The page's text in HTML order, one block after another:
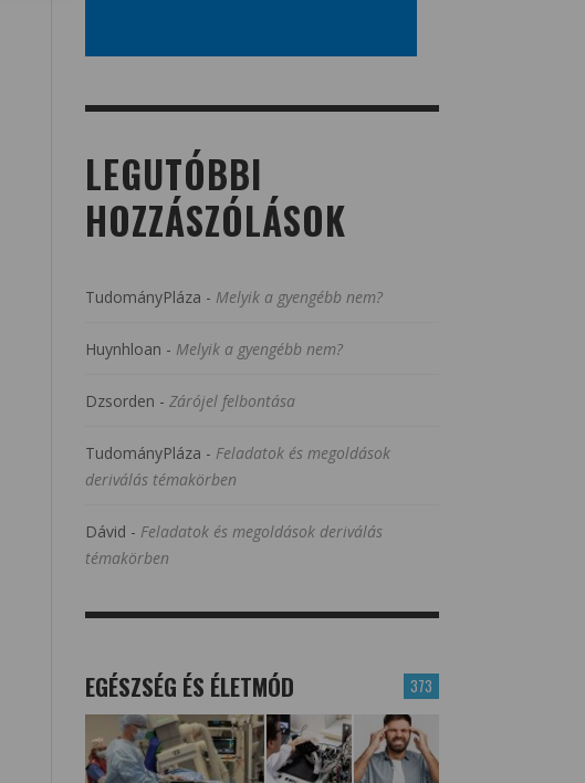
LEGUTÓBBI
HOZZÁSZÓLÁSOK
TudományPláza - Melyik a gyengébb nem?
Huynhloan - Melyik a gyengébb nem?
Dzsorden - Zárójel felbontása
TudományPláza - Feladatok és megoldások
deriválás témakörben
Dávid - Feladatok és megoldások deriválás
témakörben
373
EGÉSZSÉG ÉS ÉLETMÓD